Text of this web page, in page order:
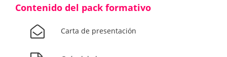
Contenido del pack formativo
Carta de presentación